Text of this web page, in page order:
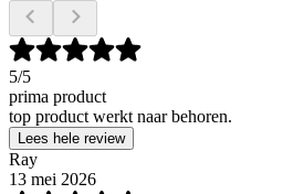
5/5
prima product
top product werkt naar behoren.
Lees hele review
Ray
13 mei 2026